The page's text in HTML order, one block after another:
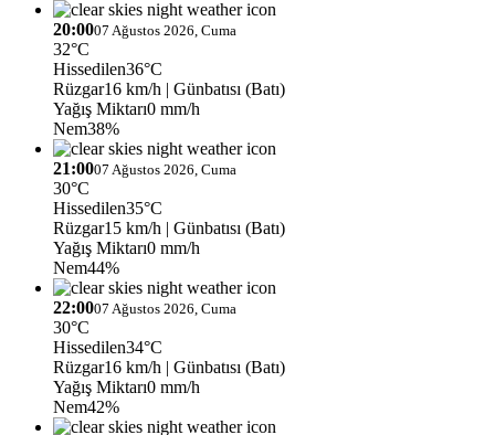
20:0007 Ağustos 2026, Cuma
32°C
Hissedilen36°C
Rüzgar16 km/h | Günbatısı (Batı)
Yağış Miktarı0 mm/h
Nem38%
21:0007 Ağustos 2026, Cuma
30°C
Hissedilen35°C
Rüzgar15 km/h | Günbatısı (Batı)
Yağış Miktarı0 mm/h
Nem44%
22:0007 Ağustos 2026, Cuma
30°C
Hissedilen34°C
Rüzgar16 km/h | Günbatısı (Batı)
Yağış Miktarı0 mm/h
Nem42%